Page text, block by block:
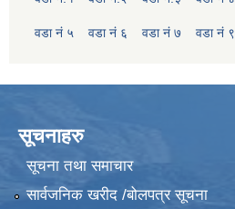
वडा नं ५ वडा नं ६ वडा नं ७ वडा नं ९
सूचनाहरु
सूचना तथा समाचार
सार्वजनिक खरीद /बोलपत्र सूचना